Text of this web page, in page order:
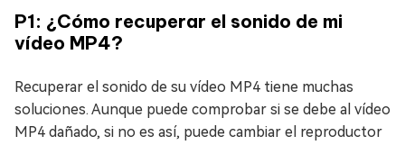
P1: ¿Cómo recuperar el sonido de mi
vídeo MP4?
Recuperar el sonido de su vídeo MP4 tiene muchas
soluciones. Aunque puede comprobar si se debe al vídeo
MP4 dañado, si no es así, puede cambiar el reproductor